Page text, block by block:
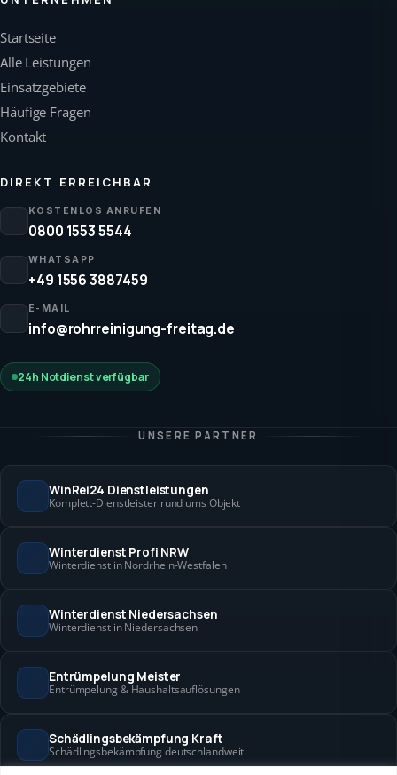
Startseite
Alle Leistungen
Einsatzgebiete
Häufige Fragen
Kontakt
DIREKT ERREICHBAR
KOSTENLOS ANRUFEN
0800 1553 5544
WHATSAPP
+49 1556 3887459
E-MAIL
info@rohrreinigung-freitag.de
24h Notdienst verfügbar
UNSERE PARTNER
WinRei24 Dienstleistungen
Komplett-Dienstleister rund ums Objekt
Winterdienst Profi NRW
Winterdienst in Nordrhein-Westfalen
Winterdienst Niedersachsen
Winterdienst in Niedersachsen
Entrümpelung Meister
Entrümpelung & Haushaltsauflösungen
Schädlingsbekämpfung Kraft
Schädlingsbekämpfung deutschlandweit